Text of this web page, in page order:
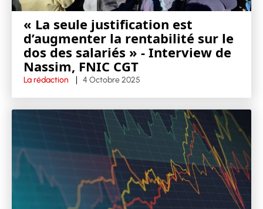
« La seule justification est
d’augmenter la rentabilité sur le
dos des salariés » - Interview de
Nassim, FNIC CGT
La rédaction 4 Octobre 2025